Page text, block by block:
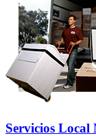
Servicios